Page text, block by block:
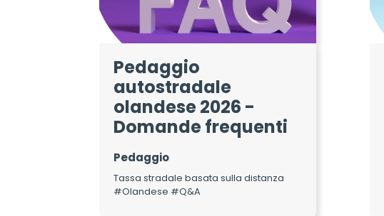
Pedaggio
autostradale
olandese 2026 -
Domande frequenti
Pedaggio
Tassa stradale basata sulla distanza
#Olandese #Q&A